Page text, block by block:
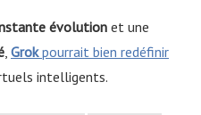
évolution et une
, Grokpourrait bien redéfinir
intelligents.